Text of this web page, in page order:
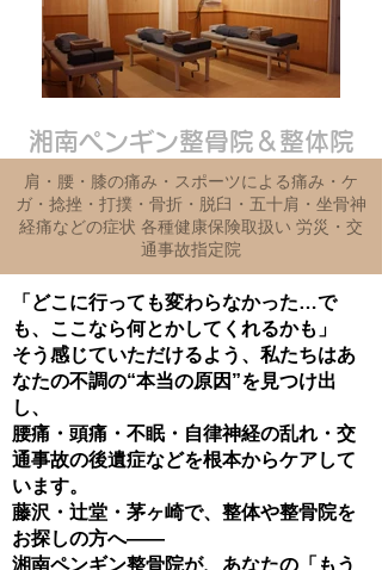
湘南ペンギン整骨院＆整体院
肩・腰・膝の痛み・スポーツによる痛み・ケ
ガ・捻挫・打撲・骨折・脱臼・五十肩・坐骨神
経痛などの症状 各種健康保険取扱い 労災・交
通事故指定院
「どこに行っても変わらなかった…で
も、ここなら何とかしてくれるかも」
そう感じていただけるよう、私たちはあ
なたの不調の“本当の原因”を見つけ出
し、
腰痛・頭痛・不眠・自律神経の乱れ・交
通事故の後遺症などを根本からケアして
います。
藤沢・辻堂・茅ヶ崎で、整体や整骨院を
お探しの方へ――
湘南ペンギン整骨院が、あなたの「もう